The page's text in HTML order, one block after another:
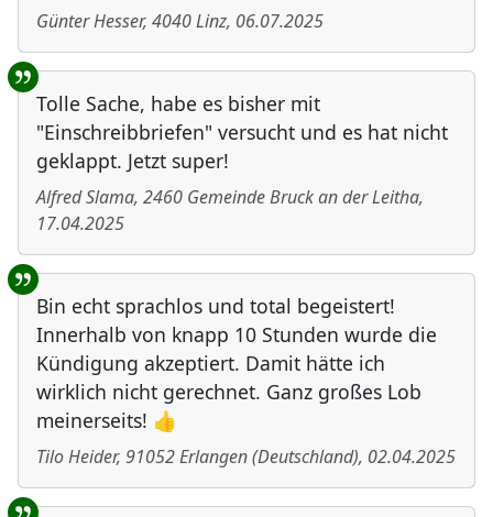
Günter Hesser, 4040Linz, 06.07.2025
Tolle Sache, habe es bisher mit
"Einschreibbriefen" versucht und es hat nicht
geklappt. Jetzt super!
Alfred Slama, 2460 Gemeinde Bruck an der Leitha,
17.04.2025
Bin echt sprachlos und total begeistert!
Innerhalb von knapp 10 Stunden wurde die
Kündigung akzeptiert. Damit hätte ich
wirklich nicht gerechnet. Ganz großes Lob
meinerseits! 👍
Tilo Heider, 91052Erlangen(Deutschland), 02.04.2025